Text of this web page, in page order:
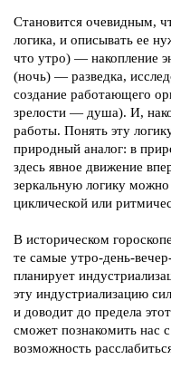
Становится очевидным,
логика, и описывать ее
что утро) — накопление
(ночь) — разведка,
создание работающего
зрелости — душа). И,
работы. Понять эту
природный аналог: в
здесь явное движение
зеркальную логику
циклической или
В историческом
те самые утро-день-
планирует
эту индустриализацию
и доводит до предела
сможет познакомить нас
возможность